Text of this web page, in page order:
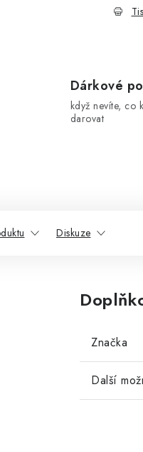
Dárkové
když nevíte, co
darovat
Diskuze
Značka
Další